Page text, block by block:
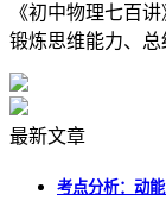
《初中物理七百
锻炼思维能力、总
最新文章
考点分析：动